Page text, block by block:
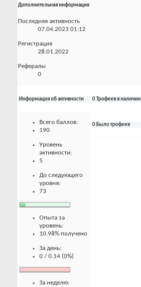
Дополнительная информация
Последняя активность
07.04.2023 01:12
Регистрация
28.01.2022
Рефералы
0
Информация об активности
Всего баллов:
190
Уровень
активности:
5
До следующего
уровня:
73
Опыта за
уровень:
10.98% получено
За день:
0 / 0.14 (0%)
За неделю:
0 Трофеев в наличии
0 Было трофеев